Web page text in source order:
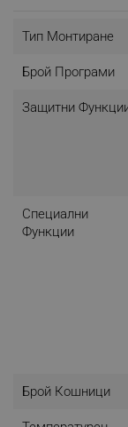
перфектни
Тип Монтиране
Брой Програми
Защитни
Специални
Функции
Брой Кошници